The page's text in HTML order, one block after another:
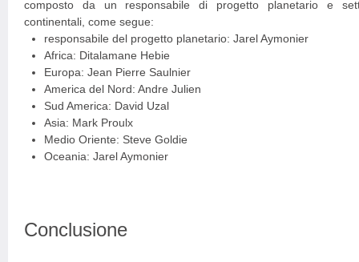
composto da un responsabile di progetto planetario e
continentali, come segue:
responsabile del progetto planetario: Jarel Aymonier
Africa: Ditalamane Hebie
Europa: Jean Pierre Saulnier
America del Nord: Andre Julien
Sud America: David Uzal
Asia: Mark Proulx
Medio Oriente: Steve Goldie
Oceania: Jarel Aymonier
Conclusione